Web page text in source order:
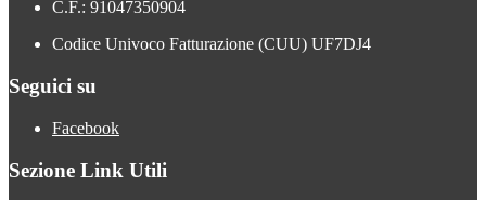
C.F.: 91047350904
Codice Univoco Fatturazione (CUU) UF7DJ4
Seguici su
Facebook
Sezione Link Utili